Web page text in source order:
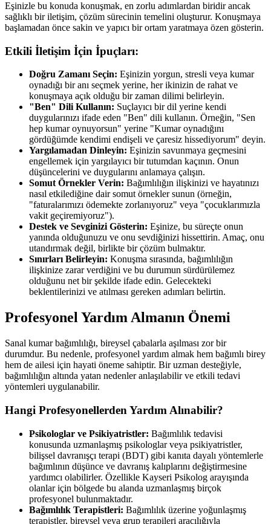
Eşinizle bu konuda konuşmak, en zorlu adımlardan biridir ancak
sağlıklı bir iletişim, çözüm sürecinin temelini oluşturur. Konuşmaya
başlamadan önce sakin ve yapıcı bir ortam yaratmaya özen gösterin.
Etkili İletişim İçin İpuçları:
Doğru Zamanı Seçin: Eşinizin yorgun, stresli veya kumar
oynadığı bir anı seçmek yerine, her ikinizin de rahat ve
konuşmaya açık olduğu bir zaman dilimi belirleyin.
"Ben" Dili Kullanın: Suçlayıcı bir dil yerine kendi
duygularınızı ifade eden "Ben" dili kullanın. Örneğin, "Sen
hep kumar oynuyorsun" yerine "Kumar oynadığını
gördüğümde kendimi endişeli ve çaresiz hissediyorum" deyin.
Yargılamadan Dinleyin: Eşinizin savunmaya geçmesini
engellemek için yargılayıcı bir tutumdan kaçının. Onun
düşüncelerini ve duygularını anlamaya çalışın.
Somut Örnekler Verin: Bağımlılığın ilişkinizi ve hayatınızı
nasıl etkilediğine dair somut örnekler sunun (örneğin,
"faturalarımızı ödemekte zorlanıyoruz" veya "çocuklarımızla
vakit geçiremiyoruz").
Destek ve Sevginizi Gösterin: Eşinize, bu süreçte onun
yanında olduğunuzu ve onu sevdiğinizi hissettirin. Amaç, onu
utandırmak değil, birlikte bir çözüm bulmaktır.
Sınırları Belirleyin: Konuşma sırasında, bağımlılığın
ilişkinize zarar verdiğini ve bu durumun sürdürülemez
olduğunu net bir şekilde ifade edin. Gelecekteki
beklentilerinizi ve atılması gereken adımları belirtin.
Profesyonel Yardım Almanın Önemi
Sanal kumar bağımlılığı, bireysel çabalarla aşılması zor bir
durumdur. Bu nedenle, profesyonel yardım almak hem bağımlı birey
hem de ailesi için hayati öneme sahiptir. Bir uzman desteğiyle,
bağımlılığın altında yatan nedenler anlaşılabilir ve etkili tedavi
yöntemleri uygulanabilir.
Hangi Profesyonellerden Yardım Alınabilir?
Psikologlar ve Psikiyatristler: Bağımlılık tedavisi
konusunda uzmanlaşmış psikologlar veya psikiyatristler,
bilişsel davranışçı terapi (BDT) gibi kanıta dayalı yöntemlerle
bağımlının düşünce ve davranış kalıplarını değiştirmesine
yardımcı olabilirler. Özellikle Kayseri Psikolog arayışında
olanlar için bölgede bu alanda uzmanlaşmış birçok
profesyonel bulunmaktadır.
Bağımlılık Terapistleri: Bağımlılık üzerine yoğunlaşmış
terapistler, bireysel veya grup terapileri aracılığıyla